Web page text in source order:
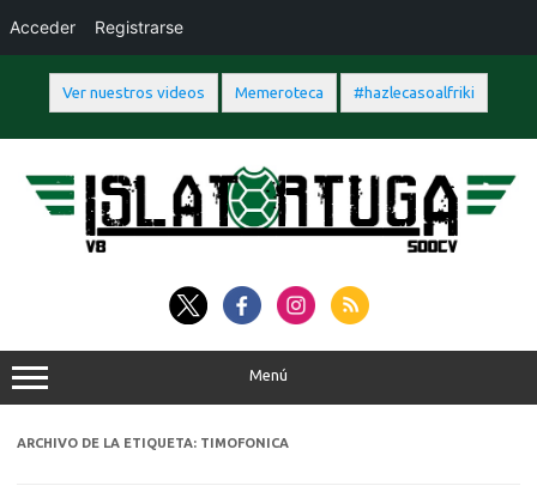
Ver nuestros videos Memeroteca #hazlecasoalfriki
Acceder Registrarse
contenido
Menú
ARCHIVO DE LA ETIQUETA: TIMOFONICA